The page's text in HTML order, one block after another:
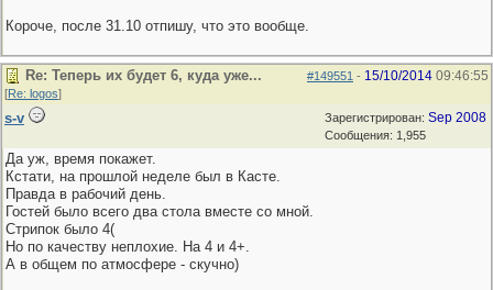
Короче, после 31.10 отпишу, что это вообще.
#149551 - 15/10/2014 09:46:55
Re: Теперь их будет 6, куда уже...
[Re: logos]
Зарегистрирован: Sep 2008
Сообщения: 1,955
s-v
Да уж, время покажет.
Кстати, на прошлой неделе был в Касте.
Правда в рабочий день.
Гостей было всего два стола вместе со мной.
Стрипок было 4(
Но по качеству неплохие. На 4 и 4+.
А в общем по атмосфере - скучно)